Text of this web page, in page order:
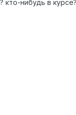
кто-нибудь в курсе?